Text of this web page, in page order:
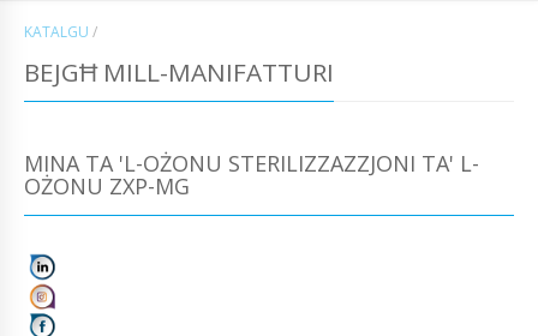
KATALGU /
BEJGĦ MILL-MANIFATTURI
MINA TA 'L-OŻONU STERILIZZAZZJONI TA' L-
OŻONU ZXP-MG